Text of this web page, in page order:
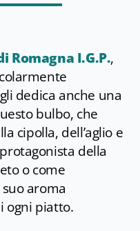
Romagna I.G.P.,
dedica anche una
bulbo, che
cipolla, dell’aglio e
della
o come
aroma
ogni piatto.